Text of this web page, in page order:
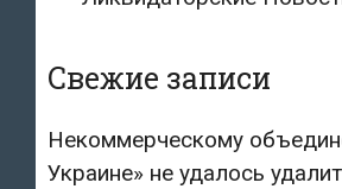
Свежие записи
Некоммерческому
Украине» не удалось